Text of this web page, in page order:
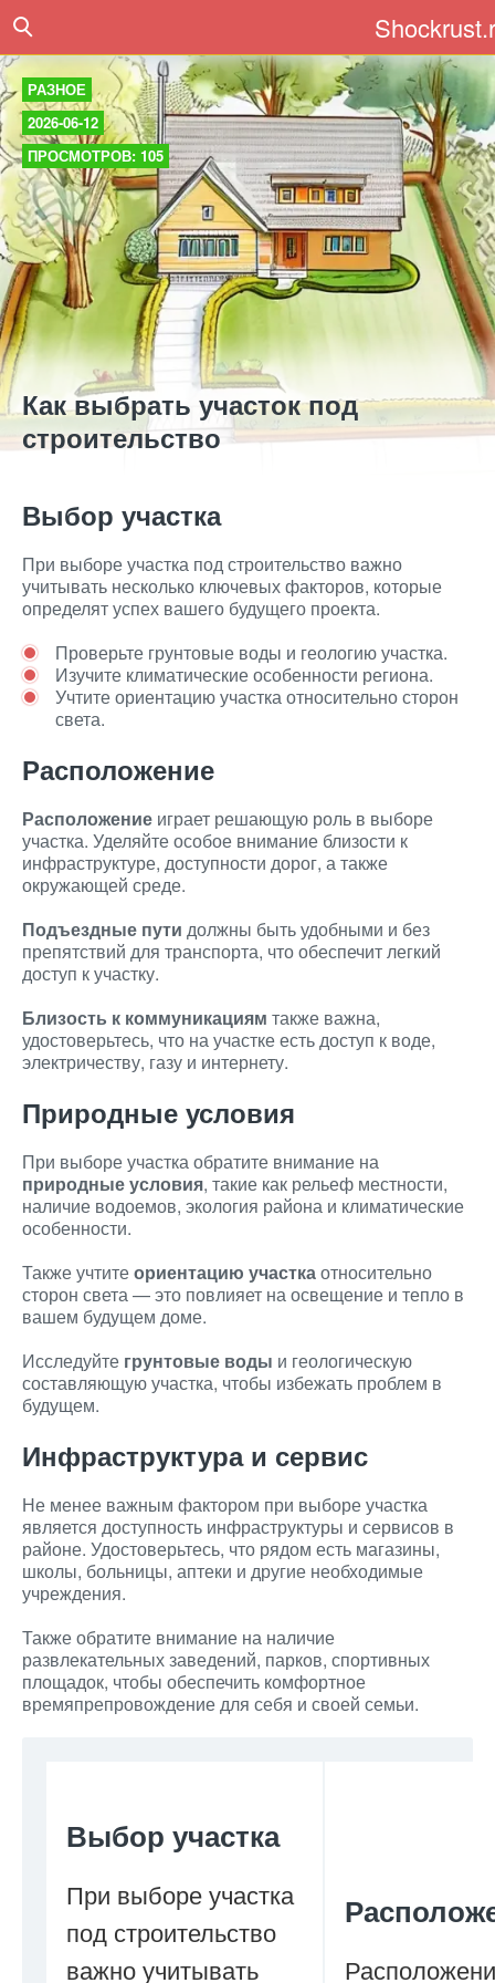
РАЗНОЕ
2026-06-12
ПРОСМОТРОВ: 105
Как выбрать участок под
строительство
Выбор участка
При выборе участка под строительство важно
учитывать несколько ключевых факторов, которые
определят успех вашего будущего проекта.
Проверьте грунтовые воды и геологию участка.
Изучите климатические особенности региона.
Учтите ориентацию участка относительно сторон
света.
Расположение
Расположение играет решающую роль в выборе
участка. Уделяйте особое внимание близости к
инфраструктуре, доступности дорог, а также
окружающей среде.
Подъездные пути должны быть удобными и без
препятствий для транспорта, что обеспечит легкий
доступ к участку.
Близость к коммуникациям также важна,
удостоверьтесь, что на участке есть доступ к воде,
электричеству, газу и интернету.
Природные условия
При выборе участка обратите внимание на
природные условия, такие как рельеф местности,
наличие водоемов, экология района и климатические
особенности.
Также учтитеориентацию участкаотносительно
сторон света — это повлияет на освещение и тепло в
вашем будущем доме.
Исследуйте грунтовые воды и геологическую
составляющую участка, чтобы избежать проблем в
будущем.
Инфраструктура и сервис
Не менее важным фактором при выборе участка
является доступность инфраструктуры и сервисов в
районе. Удостоверьтесь, что рядом есть магазины,
школы, больницы, аптеки и другие необходимые
учреждения.
Также обратите внимание на наличие
развлекательных заведений, парков, спортивных
площадок, чтобы обеспечить комфортное
времяпрепровождение для себя и своей семьи.
Выбор участка
При выборе участка
под строительство
важно учитывать